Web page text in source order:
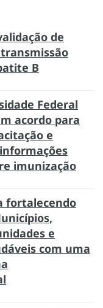
de
B
Federal
acordo para
e
imunização
fortalecendo
e
com uma